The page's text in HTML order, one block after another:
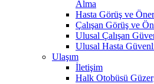
Alma
Hasta Görüş ve
Çalışan Görüş ve
Ulusal Çalışan
Ulusal Hasta
Ulaşım
İletişim
Halk Otobüsü